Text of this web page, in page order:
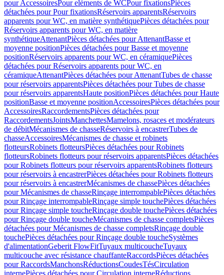
pour AccessoiresPour eléments de WCPour fixationsPièces
détachées pour Pour fixationsRéservoirs apparentsRéservoirs
apparents pour WC, en matière synthétiquePièces détachées pour
Réservoirs apparents pour WC, en matière
synthétiqueAttenantPièces détachées pour AttenantBasse et
moyenne positionPièces détachées pour Basse et moyenne
positionRéservoirs apparents pour WC, en céramiquePièces
détachées pour Réservoirs apparents pour WC, en
céramiqueAttenantPièces détachées pour AttenantTubes de chasse
pour réservoirs apparentsPièces détachées pour Tubes de chasse
pour réservoirs apparentsHaute positionPièces détachées pour Haute
positionBasse et moyenne positionAccessoiresPièces détachées pour
AccessoiresRaccordementsPièces détachées pour
RaccordementsJointsManchettesMamelons, rosaces et modérateurs
de débitMécanismes de chasseRéservoirs à encastrerTubes de
chasseAccessoiresMécanismes de chasse et robinets
flotteursRobinets flotteursPièces détachées pour Robinets
flotteursRobinets flotteurs pour réservoirs apparentsPièces détachées
pour Robinets flotteurs pour réservoirs apparentsRobinets flotteurs
pour réservoirs à encastrerPièces détachées pour Robinets flotteurs
pour réservoirs à encastrerMécanismes de chassePièces détachées
pour Mécanismes de chasseRinçage interrompablePièces détachées
pour Rinçage interrompableRinçage simple touchePièces détachées
pour Rinçage simple toucheRinçage double touchePièces détachées
pour Rinçage double toucheMécanismes de chasse completsPièces
détachées pour Mécanismes de chasse completsRinçage double
touchePièces détachées pour Rinçage double toucheSystèmes
d'alimentationGeberit FlowFitTuyaux multicoucheTuyaux
multicouche avec résistance chauffanteRaccordsPièces détachées
pour RaccordsManchonsRéductionsCoudesTésCirculation
internePièces détachées pour Circulation interneRéductions